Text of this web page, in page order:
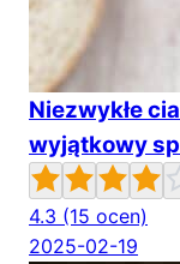
Niezwykłe
wyjątkowy
4.3 (15 ocen)
2025-02-19